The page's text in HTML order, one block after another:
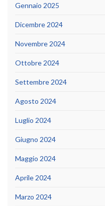
Gennaio 2025
Dicembre 2024
Novembre 2024
Ottobre 2024
Settembre 2024
Agosto 2024
Luglio 2024
Giugno 2024
Maggio 2024
Aprile 2024
Marzo 2024